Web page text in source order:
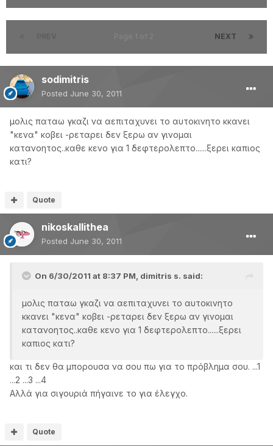
NEXT
sodimitris
Posted June 30, 2011
μολις παταω γκαζι να αεπιταχυνει το αυτοκινητο κκανει
"κενα" κοβει -ρεταρει δεν ξερω αν γινομαι
κατανοητος..καθε κενο για 1 δεφτερολεπτο......ξερει καπιος
κατι?
Quote
nikoskallithea
Posted June 30, 2011
On 6/30/2011 at 8:37 PM, dimitris s. said:
μολις παταω γκαζι να αεπιταχυνει το αυτοκινητο
κκανει "κενα" κοβει -ρεταρει δεν ξερω αν γινομαι
κατανοητος..καθε κενο για 1 δεφτερολεπτο......ξερει
καπιος κατι?
και τι δεν θα μπορουσα να σου πω για το πρόβλημα σου. ...1
...2 ...3 ...4
Αλλά για σιγουριά πήγαινε το για έλεγχο.
Quote